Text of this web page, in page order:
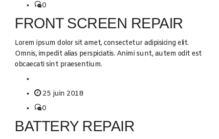
0
FRONT SCREEN REPAIR
Lorem ipsum dolor sit amet, consectetur adipisicing elit.
Omnis, impedit alias perspiciatis. Animi sunt, autem odit est
obcaecati sint praesentium.
25 juin 2018
0
BATTERY REPAIR